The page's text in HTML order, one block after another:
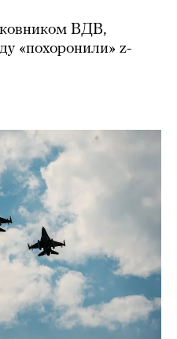
ВДВ,
«похоронили» z-